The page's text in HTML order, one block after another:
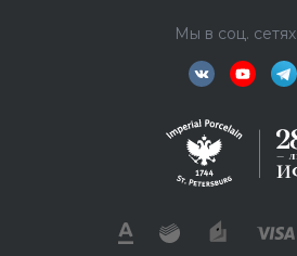
Мы в соц. сетях